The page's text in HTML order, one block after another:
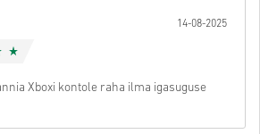
14-08-2025
Xboxi kontole raha ilma igasuguse